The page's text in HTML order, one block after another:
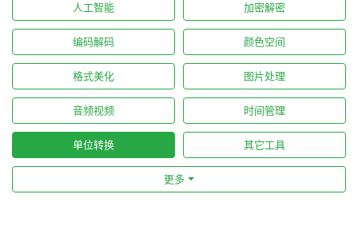
人工智能 加密解密
编码解码 颜色空间
格式美化 图片处理
音频视频 时间管理
单位转换 其它工具
更多